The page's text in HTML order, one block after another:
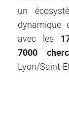
un
dynamique
avec les
7000
Lyon/Saint-